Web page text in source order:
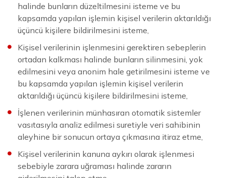
halinde bunların düzeltilmesini isteme ve bu
kapsamda yapılan işlemin kişisel verilerin aktarıldığı
üçüncü kişilere bildirilmesini isteme,
Kişisel verilerinin işlenmesini gerektiren sebeplerin
ortadan kalkması halinde bunların silinmesini, yok
edilmesini veya anonim hale getirilmesini isteme ve
bu kapsamda yapılan işlemin kişisel verilerin
aktarıldığı üçüncü kişilere bildirilmesini isteme,
İşlenen verilerinin münhasıran otomatik sistemler
vasıtasıyla analiz edilmesi suretiyle veri sahibinin
aleyhine bir sonucun ortaya çıkmasına itiraz etme,
Kişisel verilerinin kanuna aykırı olarak işlenmesi
sebebiyle zarara uğraması halinde zararın